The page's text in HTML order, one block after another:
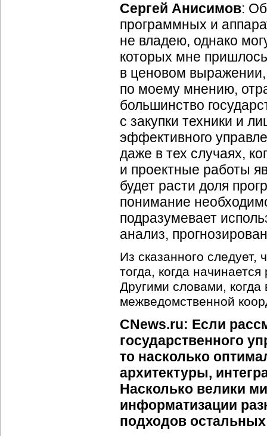
Сергей Анисимов:
программных и
не владею, однако
которых мне
в ценовом выражении,
по моему мнению,
большинство
с закупки техники и
эффективного
даже в тех случаях,
и проектные работы
будет расти доля
понимание
подразумевает
анализ,
Из сказанного следует,
тогда, когда
Другими словами, когда
межведомственной
CNews.ru: Если
государственного
то насколько
архитектуры,
Насколько велики
информатизации
подходов